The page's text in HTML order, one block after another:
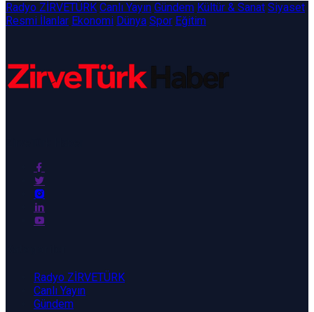
Radyo ZİRVETÜRK Canlı Yayın Gündem Kültür & Sanat Siyaset
Resmi İlanlar Ekonomi Dünya Spor Eğitim
Radyo ZİRVETÜRK
Canlı Yayın
Gündem